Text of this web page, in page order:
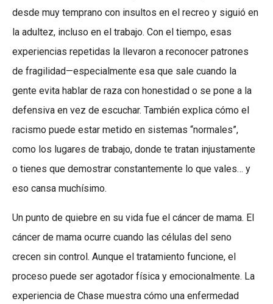
desde muy temprano con insultos en el recreo y siguió en
la adultez, incluso en el trabajo. Con el tiempo, esas
experiencias repetidas la llevaron a reconocer patrones
de fragilidad—especialmente esa que sale cuando la
gente evita hablar de raza con honestidad o se pone a la
defensiva en vez de escuchar. También explica cómo el
racismo puede estar metido en sistemas “normales”,
como los lugares de trabajo, donde te tratan injustamente
o tienes que demostrar constantemente lo que vales… y
eso cansa muchísimo.
Un punto de quiebre en su vida fue el cáncer de mama. El
cáncer de mama ocurre cuando las células del seno
crecen sin control. Aunque el tratamiento funcione, el
proceso puede ser agotador física y emocionalmente. La
experiencia de Chase muestra cómo una enfermedad